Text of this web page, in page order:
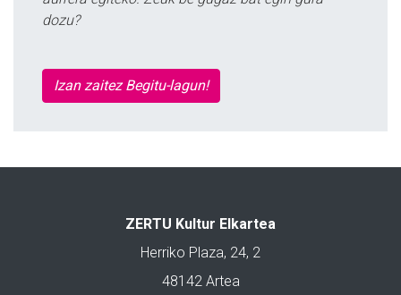
dozu?
Izan zaitez Begitu-lagun!
ZERTU Kultur Elkartea
Herriko Plaza, 24, 2
48142 Artea